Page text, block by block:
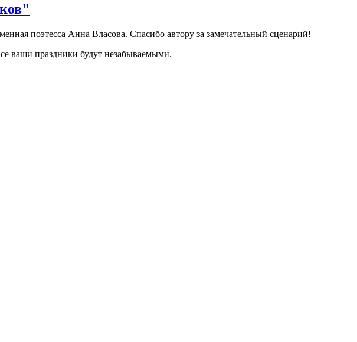
поэтесса Анна Власова. Спасибо автору за замечательный сценарий!
ваши праздники будут незабываемыми.